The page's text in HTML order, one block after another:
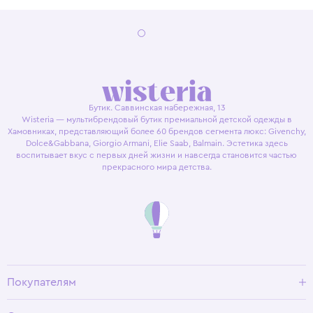
Бутик. Саввинская набережная, 13
Wisteria — мультибрендовый бутик премиальной детской одежды в
Хамовниках, представляющий более 60 брендов сегмента люкс: Givenchy,
Dolce&Gabbana, Giorgio Armani, Elie Saab, Balmain. Эстетика здесь
воспитывает вкус с первых дней жизни и навсегда становится частью
прекрасного мира детства.
Покупателям